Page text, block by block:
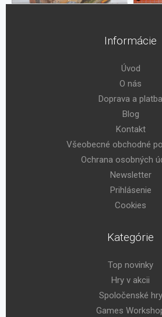
Informácie
Úvod
O nás
Doprava a platba
Blog
Kontakt
Všeobecné obchodné
Ochrana osobných
Newsletter
Prihlásenie
Cookies
Kategórie
Top novinky
Hry v akcii
Spoločenské hry
Games